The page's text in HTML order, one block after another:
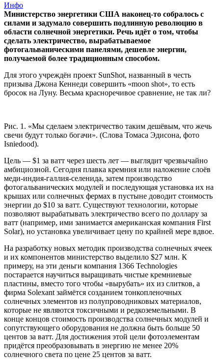
Инфо
Министерство энергетики США наконец-то собралось с
силами и задумало совершить подлинную революцию в
области солнечной энергетики. Речь идёт о том, чтобы
сделать электричество, вырабатываемое
фотогальваническими панелями, дешевле энергии,
получаемой более традиционным способом.
Для этого учреждён проект SunShot, названный в честь
призыва Джона Кеннеди совершить «moon shot», то есть
бросок на Луну. Весьма красноречивое сравнение, не так ли?
Рис. 1. «Мы сделаем электричество таким дешёвым, что жечь
свечи будут только богачи». (Слова Томаса Эдисона, фото
Isniedood).
Цель — $1 за ватт через шесть лет — выглядит чрезвычайно
амбициозной. Сегодня плавка кремния или наложение слоёв
меди-индия-галлия-селенида, затем производство
фотогальванических модулей и последующая установка их на
крышах или солнечных фермах в пустыне доводит стоимость
энергии до $10 за ватт. Существуют технологии, которые
позволяют вырабатывать электричество всего по доллару за
ватт (например, ими занимается американская компания First
Solar), но установка увеличивает цену по крайней мере вдвое.
На разработку новых методик производства солнечных ячеек
и их компонентов министерство выделило $27 млн. К
примеру, на эти деньги компания 1366 Technologies
постарается научиться выращивать чистые кремниевые
пластины, вместо того чтобы «вырубать» их из слитков, а
фирма Solexant займётся созданием тонкопленочных
солнечных элементов из полупроводниковых материалов,
которые не являются токсичными и редкоземельными. В
конце концов стоимость производства солнечных модулей и
сопутствующего оборудования не должна быть больше 50
центов за ватт. Для достижения этой цели фотоэлементам
придётся преобразовывать в энергию не менее 20%
солнечного света по цене 25 центов за ватт.